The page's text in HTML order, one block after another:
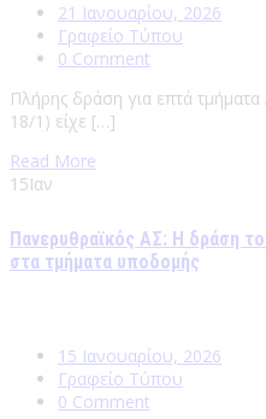
21 Ιανουαρίου, 2026
Γραφείο Τύπου
0 Comment
Πλήρης δράση για επτά
18/1) είχε […]
Read More
15Ιαν
Πανερυθραϊκός ΑΣ: Η δράση
στα τμήματα υποδομής
15 Ιανουαρίου, 2026
Γραφείο Τύπου
0 Comment